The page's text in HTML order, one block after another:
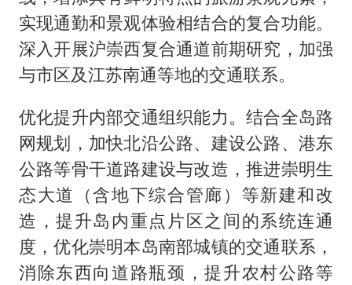
实现通勤和景观体验相结合的复合功能。
深入开展沪崇西复合通道前期研究，加强
与市区及江苏南通等地的交通联系。
优化提升内部交通组织能力。结合全岛路
网规划，加快北沿公路、建设公路、港东
公路等骨干道路建设与改造，推进崇明生
态大道（含地下综合管廊）等新建和改
造，提升岛内重点片区之间的系统连通
度，优化崇明本岛南部城镇的交通联系，
消除东西向道路瓶颈，提升农村公路等